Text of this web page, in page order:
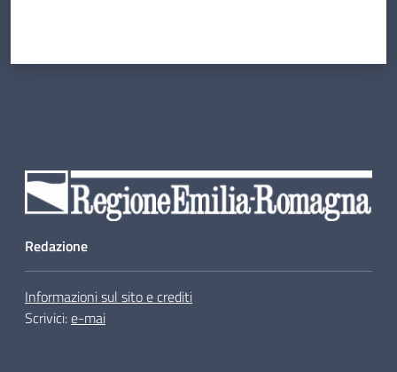
Redazione
Informazioni sul sito e crediti
Scrivici:e-mai